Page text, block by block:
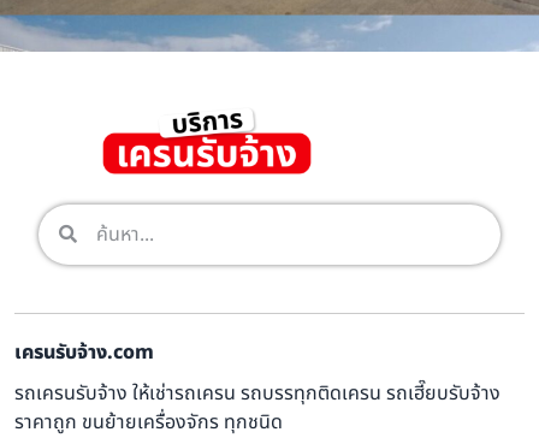
เครนรับจ้าง.com
รถเครนรับจ้าง ให้เช่ารถเครน รถบรรทุกติดเครน รถเฮี๊ยบรับจ้าง
ราคาถูก ขนย้ายเครื่องจักร ทุกชนิด